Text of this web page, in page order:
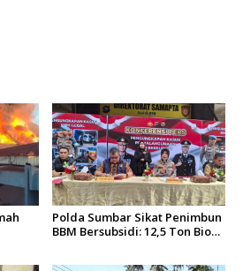
Polda Sumbar Sikat Penimbun
BBM Bersubsidi: 12,5 Ton Bio